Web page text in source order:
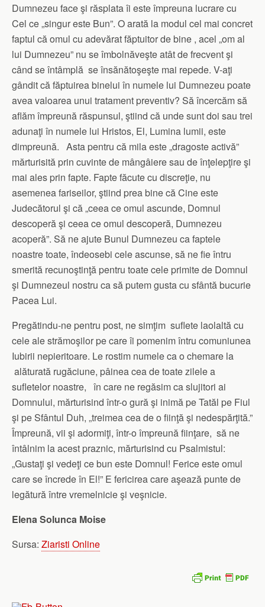
Dumnezeu face şi răsplata îi este împreuna lucrare cu
Cel ce „singur este Bun”. O arată la modul cel mai concret
faptul că omul cu adevărat făptuitor de bine , acel „om al
lui Dumnezeu” nu se îmbolnăveşte atât de frecvent şi
când se întâmplă se însănătoşeşte mai repede. V-aţi
gândit că făptuirea binelui în numele lui Dumnezeu poate
avea valoarea unui tratament preventiv? Să încercăm să
aflăm împreună răspunsul, ştiind că unde sunt doi sau trei
adunaţi în numele lui Hristos, El, Lumina lumii, este
dimpreună. Asta pentru că mila este „dragoste activă”
mărturisită prin cuvinte de mângâiere sau de înţelepţire şi
mai ales prin fapte. Fapte făcute cu discreţie, nu
asemenea fariseilor, ştiind prea bine că Cine este
Judecătorul şi că „ceea ce omul ascunde, Domnul
descoperă şi ceea ce omul descoperă, Dumnezeu
acoperă”. Să ne ajute Bunul Dumnezeu ca faptele
noastre toate, îndeosebi cele ascunse, să ne fie întru
smerită recunoştinţă pentru toate cele primite de Domnul
şi Dumnezeul nostru ca să putem gusta cu sfântă bucurie
Pacea Lui.
Pregătindu-ne pentru post, ne simţim suflete laolaltă cu
cele ale strămoşilor pe care îi pomenim întru comuniunea
Iubirii nepieritoare. Le rostim numele ca o chemare la
alăturată rugăciune, pâinea cea de toate zilele a
sufletelor noastre, în care ne regăsim ca slujitori ai
Domnului, mărturisind într-o gură şi inimă pe Tatăl pe Fiul
şi pe Sfântul Duh, „treimea cea de o fiinţă şi nedespărţită.”
Împreună, vii şi adormiţi, într-o împreună fiinţare, să ne
întâlnim la acest praznic, mărturisind cu Psalmistul:
„Gustaţi şi vedeţi ce bun este Domnul! Ferice este omul
care se încrede în El!” E fericirea care aşează punte de
legătură între vremelnicie şi veşnicie.
Elena Solunca Moise
Sursa: Ziaristi Online